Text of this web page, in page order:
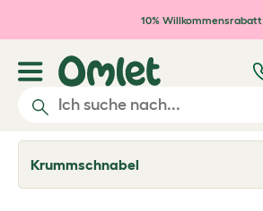
Zum Hauptinhalt springen
10% Willkommensrabatt
Krummschnabel
T
o